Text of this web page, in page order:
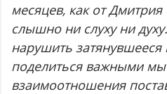
месяцев, как от
слышно ни слуху ни
нарушить
поделиться важными
взаимоотношения